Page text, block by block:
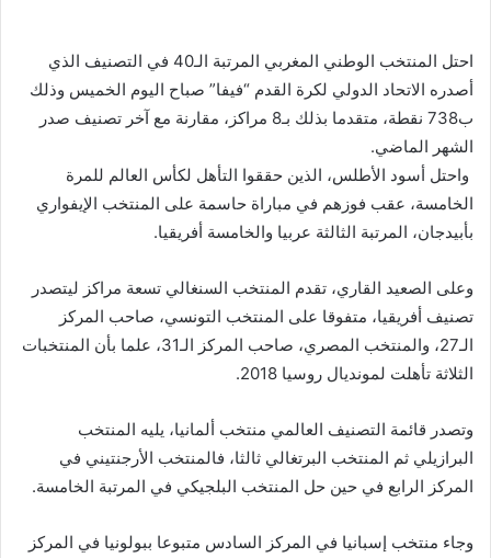
احتل المنتخب الوطني المغربي المرتبة الـ40 في التصنيف الذي
أصدره الاتحاد الدولي لكرة القدم “فيفا” صباح اليوم الخميس وذلك
ب738 نقطة، متقدما بذلك بـ8 مراكز، مقارنة مع آخر تصنيف صدر
الشهر الماضي.
واحتل أسود الأطلس، الذين حققوا التأهل لكأس العالم للمرة
الخامسة، عقب فوزهم في مباراة حاسمة على المنتخب الإيفواري
بأبيدجان، المرتبة الثالثة عربيا والخامسة أفريقيا.
وعلى الصعيد القاري، تقدم المنتخب السنغالي تسعة مراكز ليتصدر
تصنيف أفريقيا، متفوقا على المنتخب التونسي، صاحب المركز
الـ27، والمنتخب المصري، صاحب المركز الـ31، علما بأن المنتخبات
الثلاثة تأهلت لمونديال روسيا 2018.
وتصدر قائمة التصنيف العالمي منتخب ألمانيا، يليه المنتخب
البرازيلي ثم المنتخب البرتغالي ثالثا، فالمنتخب الأرجنتيني في
المركز الرابع في حين حل المنتخب البلجيكي في المرتبة الخامسة.
وجاء منتخب إسبانيا في المركز السادس متبوعا ببولونيا في المركز